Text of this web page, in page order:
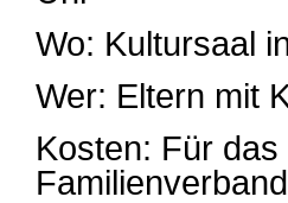
Wo: Kultursaal
Wer: Eltern mit
Kosten: Für